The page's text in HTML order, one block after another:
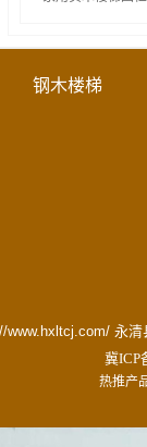
钢木楼梯
永
冀ICP
热推产